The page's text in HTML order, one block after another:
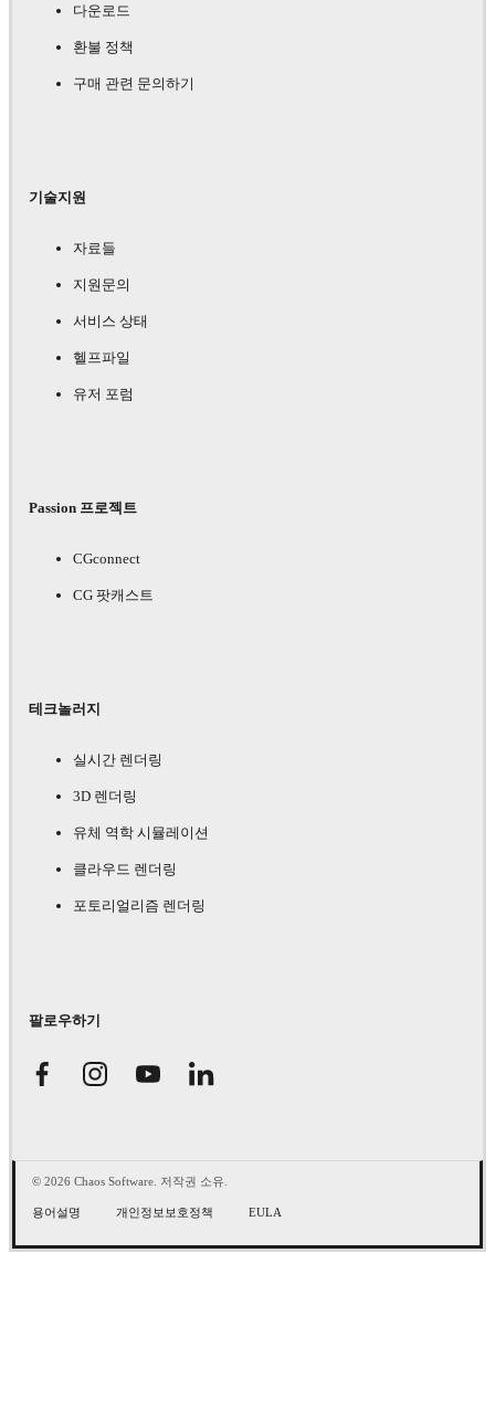
다운로드
환불 정책
구매 관련 문의하기
기술지원
자료들
지원문의
서비스 상태
헬프파일
유저 포럼
Passion 프로젝트
CGconnect
CG 팟캐스트
테크놀러지
실시간 렌더링
3D 렌더링
유체 역학 시뮬레이션
클라우드 렌더링
포토리얼리즘 렌더링
팔로우하기
© 2026 Chaos Software. 저작권 소유.
용어설명 개인정보보호정책 EULA